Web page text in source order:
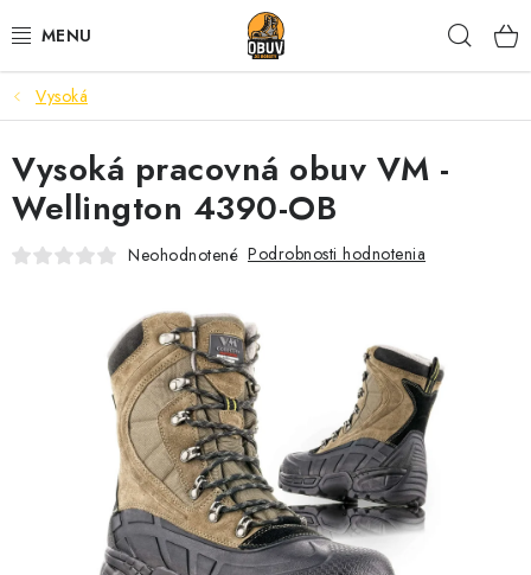
na
PRACOVNÁ A BEZPEČNOSTNÁ OBUV
VOĽNOČASOVÁ OBUV
VÝPREDAJ
IMPREGNÁCIA A OCHRANA
PRE KÁVIČKÁROV
BEZPEČNOSTNÉ NORMY A SYMBOLY
Vysoká
Vysoká pracovná obuv VM -
Wellington 4390-OB
Neohodnotené Podrobnosti hodnotenia